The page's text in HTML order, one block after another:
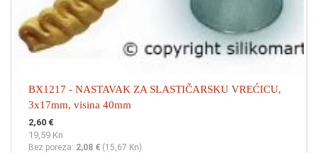
BX1217 - NASTAVAK ZA SLASTIČARSKU VREĆICU,
3x17mm, visina 40mm
2,60 €
19,59 Kn
Bez poreza: 2,08 € (15,67 Kn)